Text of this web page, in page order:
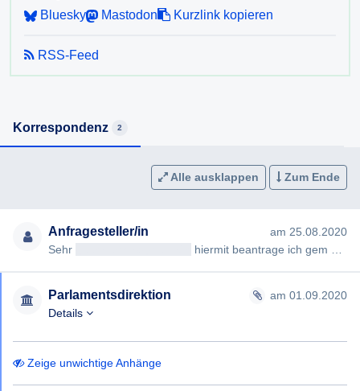
Bluesky
Mastodon Kurzlink kopieren
RSS-Feed
Korrespondenz 2
Alle ausklappen Zum Ende
Anfragesteller/in
am 25.08.2020
Sehr
hiermit beantrage ich gem §§ 2, 3 AuskunftspflichtG die Erteilung folgender Auskunft…
Parlamentsdirektion
am 01.09.2020
Details
Zeige unwichtige Anhänge